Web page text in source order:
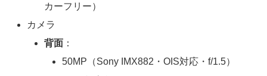
カーフリー）
カメラ
背面 ：
50MP（Sony IMX882・OIS対応・f/1.5）